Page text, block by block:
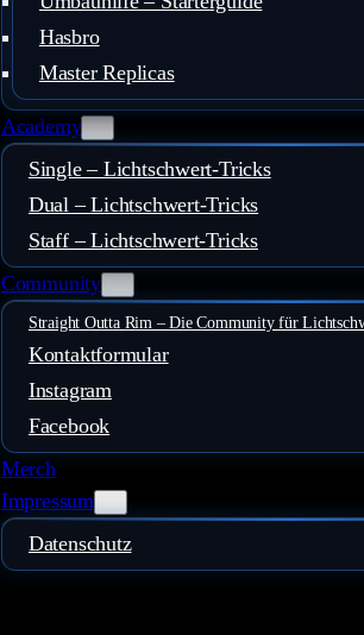
Hasbro
Master Replicas
Academy
Single – Lichtschwert-Tricks
Dual – Lichtschwert-Tricks
Staff – Lichtschwert-Tricks
Community
Straight Outta Rim – Die Community für
Kontaktformular
Instagram
Facebook
Merch
Impressum
Datenschutz